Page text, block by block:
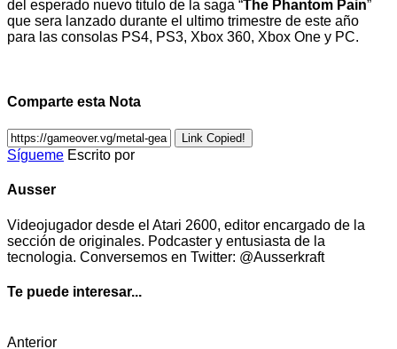
del esperado nuevo titulo de la saga “The Phantom Pain”
que sera lanzado durante el ultimo trimestre de este año
para las consolas PS4, PS3, Xbox 360, Xbox One y PC.
Comparte esta Nota
Link Copied!
Sígueme Escrito por
Ausser
Videojugador desde el Atari 2600, editor encargado de la
sección de originales. Podcaster y entusiasta de la
tecnologia. Conversemos en Twitter: @Ausserkraft
Te puede interesar...
Anterior